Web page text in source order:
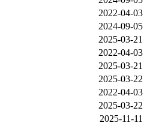
2022-04-
2024-09-
2025-03-
2022-04-
2025-03-
2025-03-
2022-04-
2025-03-
2025-11-